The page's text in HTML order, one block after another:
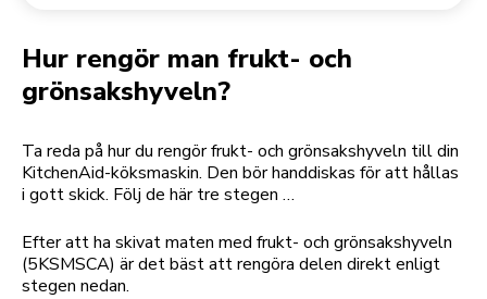
Hur rengör man frukt- och
grönsakshyveln?
Ta reda på hur du rengör frukt- och grönsakshyveln till din
KitchenAid-köksmaskin. Den bör handdiskas för att hållas
i gott skick. Följ de här tre stegen …
Efter att ha skivat maten med frukt- och grönsakshyveln
(5KSMSCA) är det bäst att rengöra delen direkt enligt
stegen nedan.